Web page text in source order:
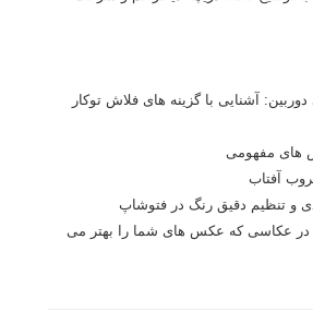
آشنایی با گزینه های فلاش توکار
های مفهومی
آفتاب
در عکاسی که عکس های شما را بهتر می